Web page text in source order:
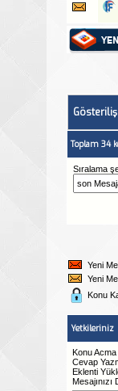
Gösteriliş
Toplam 34
Sıralama
Yeni
Yeni
Konu
Yetkileriniz
Konu Acma
Cevap
Eklenti